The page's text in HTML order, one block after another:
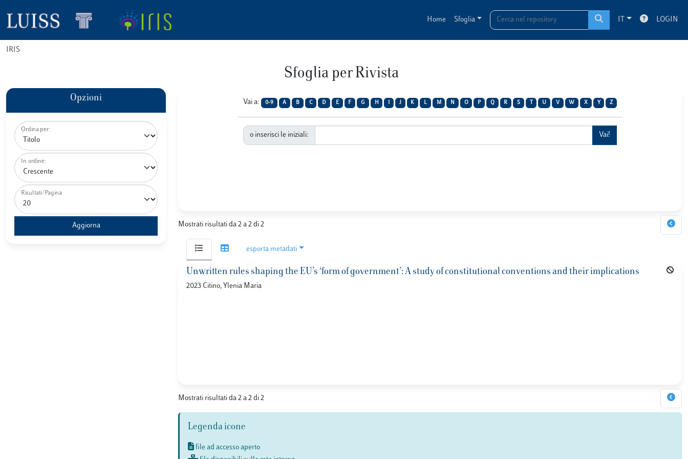
Home Sfoglia IT LOGIN
IRIS
Sfoglia per Rivista
Opzioni
Ordina per:
In ordine:
Risultati/Pagina
Vai a: 0-9 A B C D E F G H J K L M N O P Q R S U V W X Y Z
o inserisci le iniziali:
Mostrati risultati da 2 a 2 di 2
esporta metadati
Unwritten rules shaping the EU’s ‘form of government’: A study of constitutional conventions and their implications
2023 Citino, Ylenia Maria
Mostrati risultati da 2 a 2 di 2
Legenda icone
file ad accesso aperto